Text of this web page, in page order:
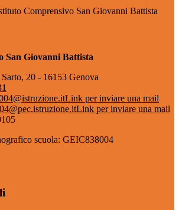
Comprensivo San Giovanni Battista
San Giovanni Battista
20 - 16153 Genova
Link per inviare una mail
Link per inviare una mail
scuola: GEIC838004